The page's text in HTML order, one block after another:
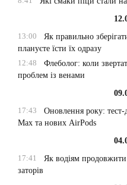
13:00
Як правильно
плануєте їсти їх одразу
12:48
Флеболог: коли
проблем із венами
17:43
Оновлення року:
Max та нових AirPods
17:41
Як водіям продовжити
заторів